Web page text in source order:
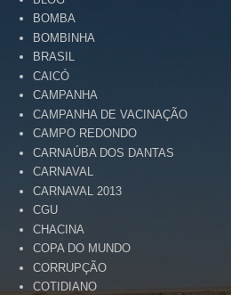
BOMBA
BOMBINHA
BRASIL
CAICÓ
CAMPANHA
CAMPANHA DE VACINAÇÃO
CAMPO REDONDO
CARNAÚBA DOS DANTAS
CARNAVAL
CARNAVAL 2013
CGU
CHACINA
COPA DO MUNDO
CORRUPÇÃO
COTIDIANO